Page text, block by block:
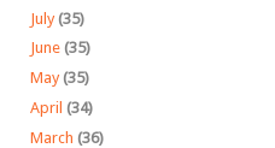
July (35)
June (35)
May (35)
April (34)
March (36)